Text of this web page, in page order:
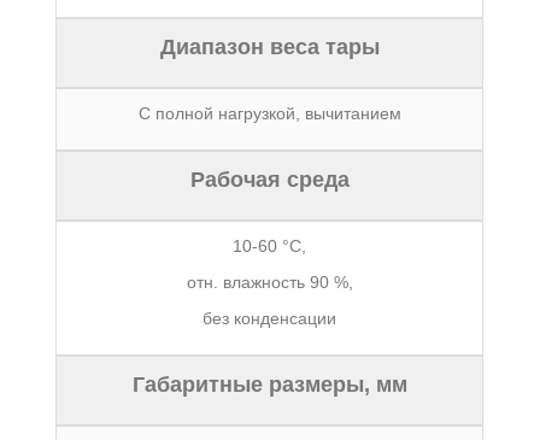
Диапазон веса тары
С полной нагрузкой, вычитанием
Рабочая среда
10-60 °C,
отн. влажность 90 %,
без конденсации
Габаритные размеры, мм